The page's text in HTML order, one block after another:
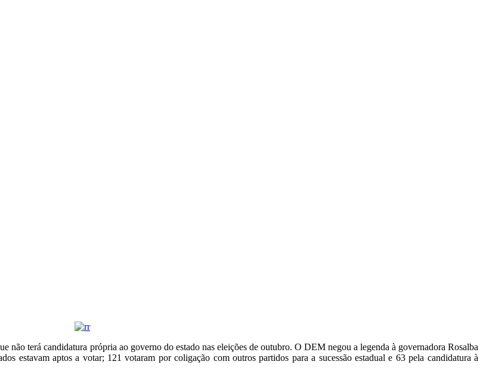
terá candidatura própria ao governo do estado nas eleições de outubro. O DEM negou a legenda à governadora Rosalba
estavam aptos a votar; 121 votaram por coligação com outros partidos para a sucessão estadual e 63 pela candidatura à